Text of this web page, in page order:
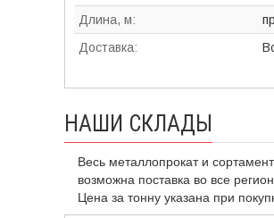
Длина, м:
Доставка:
НАШИ СКЛАДЫ
Весь металлопрокат и
возможна поставка во все
Цена за тонну указана при